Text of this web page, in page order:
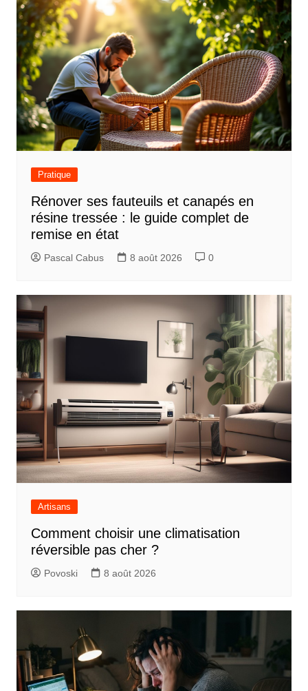
Pratique
Rénover ses fauteuils et canapés en
résine tressée : le guide complet de
remise en état
Pascal Cabus 8 août 2026 0
Artisans
Comment choisir une climatisation
réversible pas cher ?
Povoski 8 août 2026